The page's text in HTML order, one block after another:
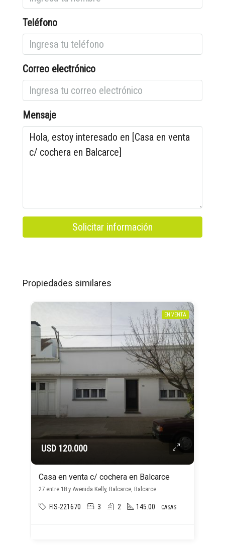
Teléfono
Correo electrónico
Mensaje
Solicitar información
Propiedades similares
EN VENTA
USD 120.000
Casa en venta c/ cochera en Balcarce
27 entre 18 y Avenida Kelly, Balcarce, Balcarce
FIS-221670 3 2 145.00 CASAS